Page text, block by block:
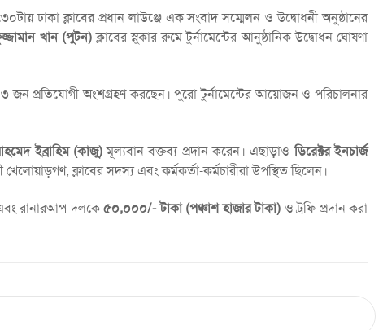
ঢাকা ক্লাবের প্রধান লাউঞ্জে এক সংবাদ সম্মেলন ও উদ্বোধনী অনুষ্ঠানের
খান (পুটন)ক্লাবের স্নুকার রুমে টুর্নামেন্টের আনুষ্ঠানিক উদ্বোধন ঘোষণা
প্রতিযোগী অংশগ্রহণ করছেন। পুরো টুর্নামেন্টের আয়োজন ও পরিচালনার
ইব্রাহিম (কাজু)মূল্যবান বক্তব্য প্রদান করেন। এছাড়াওডিরেক্টর ইনচার্জ
ক্লাবের সদস্য এবং কর্মকর্তা-কর্মচারীরা উপস্থিত ছিলেন।
রানারআপ দলকে৫০,০০০/- টাকা (পঞ্চাশ হাজার টাকা) ও ট্রফি প্রদান করা